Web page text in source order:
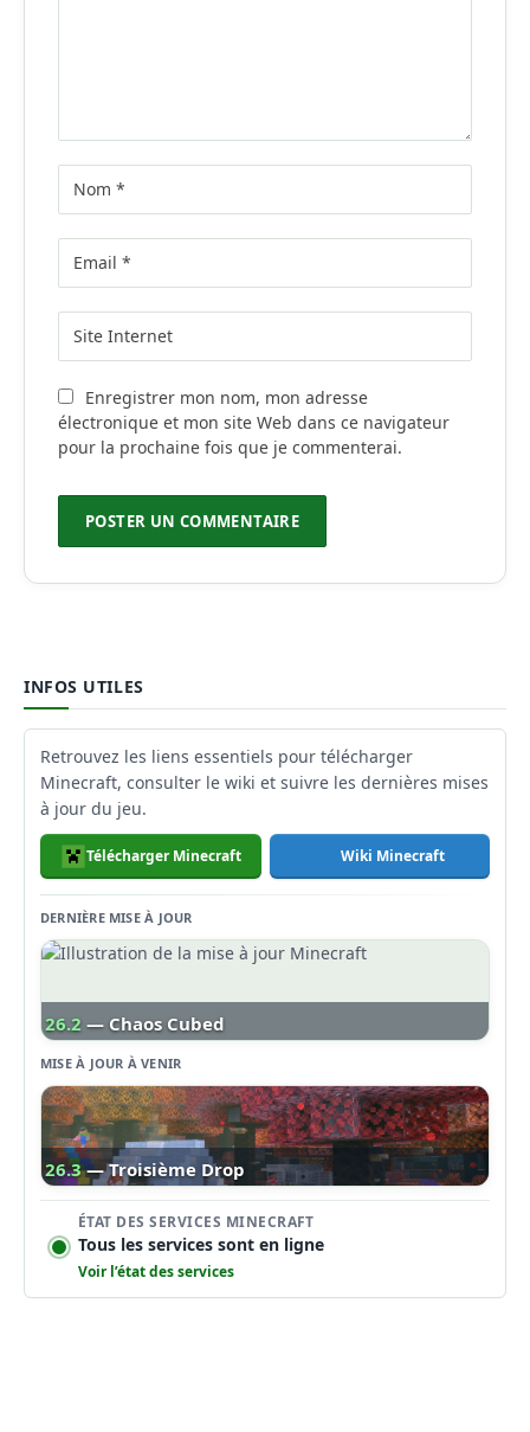
Enregistrer mon nom, mon adresse
électronique et mon site Web dans ce navigateur
pour la prochaine fois que je commenterai.
INFOS UTILES
Retrouvez les liens essentiels pour télécharger
Minecraft, consulter le wiki et suivre les dernières mises
à jour du jeu.
Télécharger Minecraft Wiki Minecraft
DERNIÈRE MISE À JOUR
26.2 — Chaos Cubed
MISE À JOUR À VENIR
26.3 — Troisième Drop
ÉTAT DES SERVICES MINECRAFT
Tous les services sont en ligne
Voir l’état des services